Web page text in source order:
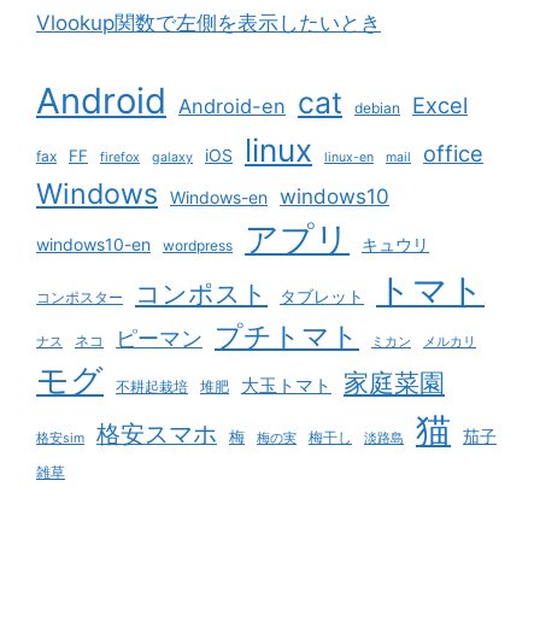
Vlookup関数で左側を表示したいとき
Android Android-en cat debian Excel
fax FF firefox galaxy iOS linux linux-en mail office
Windows Windows-en windows10
windows10-en wordpress アプリ キュウリ
コンポスター コンポスト タブレット トマト
ナス ネコ ピーマン プチトマト ミカン メルカリ
モグ 不耕起栽培 堆肥 大玉トマト 家庭菜園
格安sim 格安スマホ 梅 梅の実 梅干し 淡路島 猫 茄子
雑草